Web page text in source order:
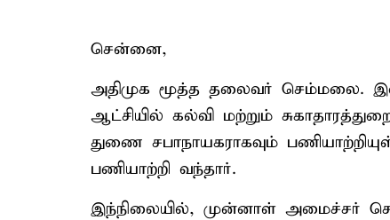
சென்னை,
அதிமுக மூத்த தலைவர் செம்மலை.
ஆட்சியில் கல்வி மற்றும்
துணை சபாநாயகராகவும்
பணியாற்றி வந்தார்.
இந்நிலையில், முன்னாள் அமைச்சர்